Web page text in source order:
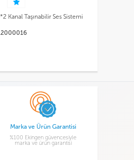
Mic. Taşınabilir Ses Sistemi
Marka ve Ürün Garantisi
%100 Ekingen güvencesiyle
marka ve ürün garantisi